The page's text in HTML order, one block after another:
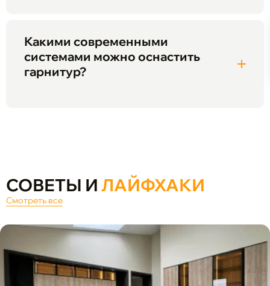
Какими современными
системами можно оснастить
гарнитур?
СОВЕТЫ И ЛАЙФХАКИ
Смотреть все